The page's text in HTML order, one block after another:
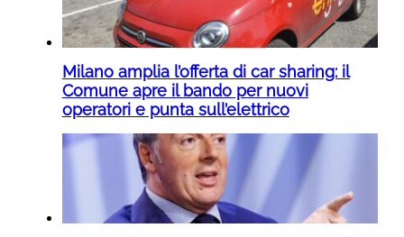
Milano amplia l’offerta di car sharing: il
Comune apre il bando per nuovi
operatori e punta sull’elettrico